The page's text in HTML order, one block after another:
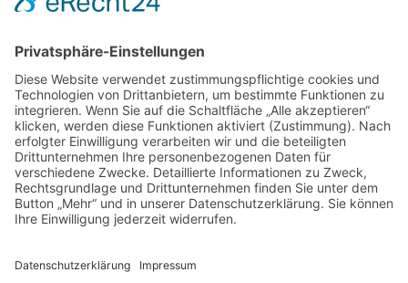
Zum Podcast mit Prof. Dr. Hasselhorn, Arbeitswissenschaftler
Fotocredit: Thinkstock Images_Canva
TAGS IN DIESEM ARTIKEL
PODCAST